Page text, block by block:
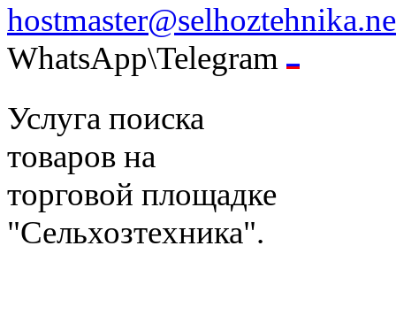
WhatsApp\Telegram
Услуга поиска
товаров на
торговой площадке
"Сельхозтехника".